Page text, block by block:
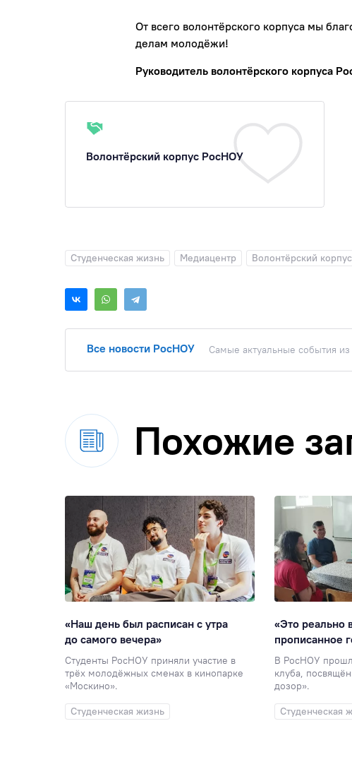
От всего волонтёрского корпуса мы
делам молодёжи!
Руководитель волонтёрского корпуса
Волонтёрский корпус РосНОУ
Студенческая жизнь Медиацентр Волонтёрский корпус
Все новости РосНОУ Самые актуальные события
Похожие
«Наш день был расписан с утра
до самого вечера»
Студенты РосНОУ приняли участие в
трёх молодёжных сменах в кинопарке
«Москино».
Студенческая жизнь
«Это реально
прописанное
В РосНОУ
клуба,
дозор».
Студенческая